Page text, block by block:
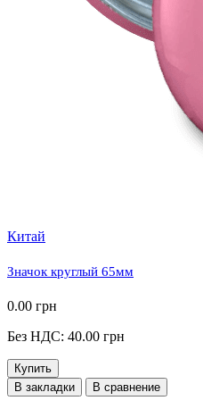
Китай
Значок круглый 65мм
0.00 грн
Без НДС: 40.00 грн
Купить
В закладки
В сравнение